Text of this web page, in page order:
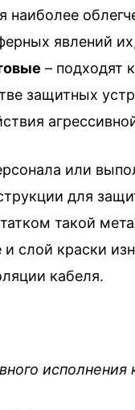
наиболее
явлений
– подходят
защитных
или
для
такой
слой краски
кабеля.